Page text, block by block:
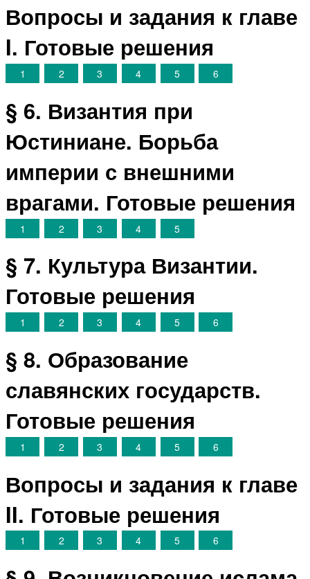
Вопросы и задания к главе
I. Готовые решения
1 2 3 4 5 6
§ 6. Византия при
Юстиниане. Борьба
империи с внешними
врагами. Готовые решения
1 2 3 4 5
§ 7. Культура Византии.
Готовые решения
1 2 3 4 5 6
§ 8. Образование
славянских государств.
Готовые решения
1 2 3 4 5 6
Вопросы и задания к главе
II. Готовые решения
1 2 3 4 5 6